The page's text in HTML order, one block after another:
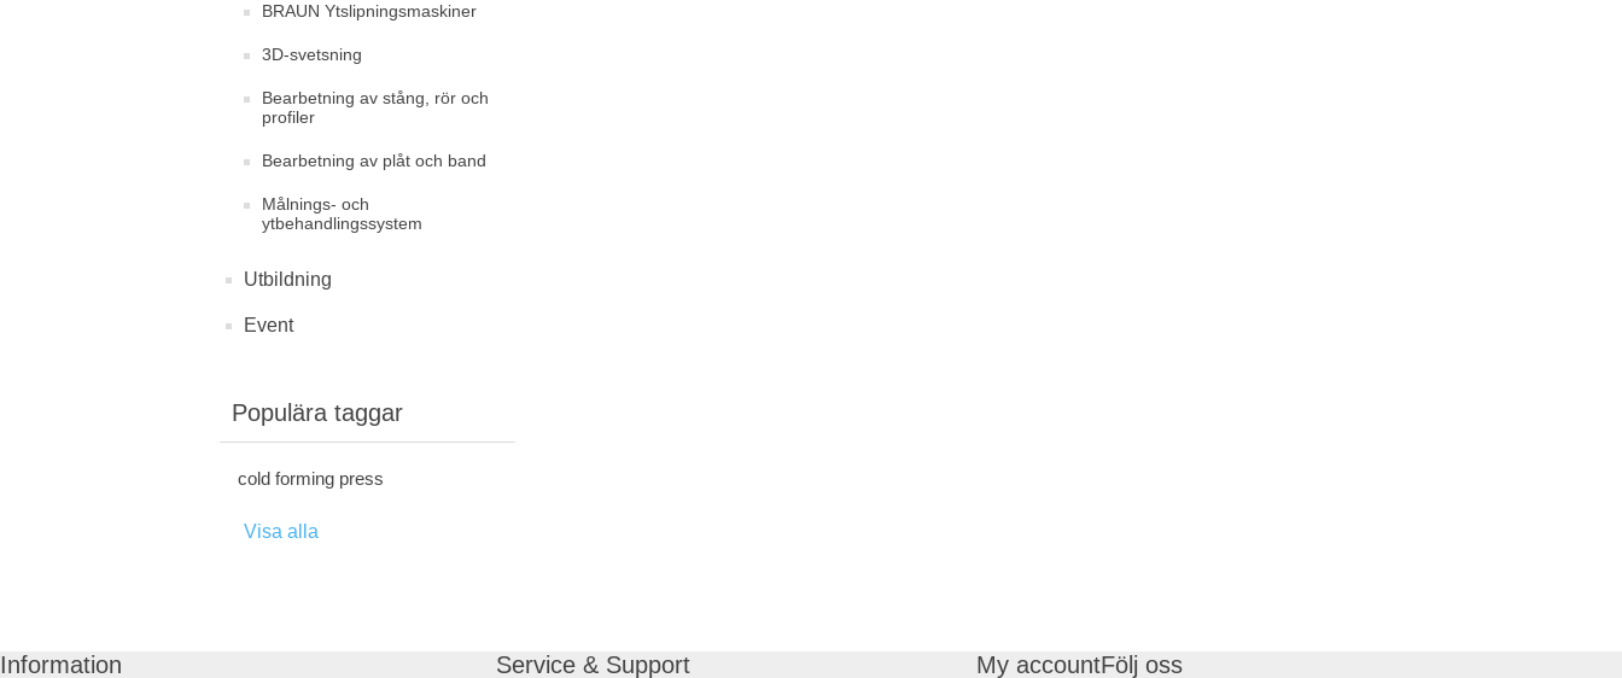
BRAUN Ytslipningsmaskiner
3D-svetsning
Bearbetning av stång, rör och
profiler
Bearbetning av plåt och band
Målnings- och
ytbehandlingssystem
Utbildning
Event
Populära taggar
cold forming press
Visa alla
Information Service & Support My accountFölj oss